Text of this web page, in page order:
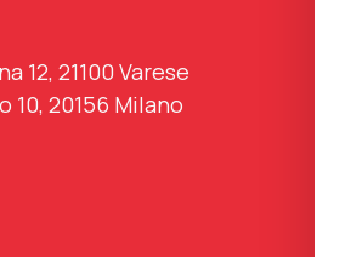
12, 21100 Varese
10, 20156 Milano